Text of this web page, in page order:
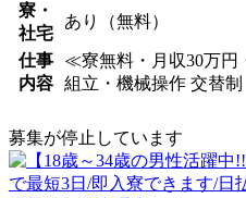
寮・
社宅
あり（無料）
仕事
内容
≪寮無料・月収30万
組立・機械操作 交替制
募集が停止しています